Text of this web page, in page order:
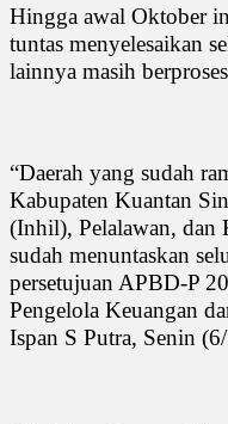
Hingga awal Oktober
tuntas menyelesaikan
lainnya masih
“Daerah yang sudah
Kabupaten Kuantan
(Inhil), Pelalawan, dan
sudah menuntaskan
persetujuan APBD-P
Pengelola Keuangan
Ispan S Putra, Senin